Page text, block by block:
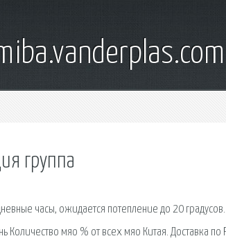
группа
часы, ожидается потепление до 20
Количество мяо % от всех мяо Китая. Доставка